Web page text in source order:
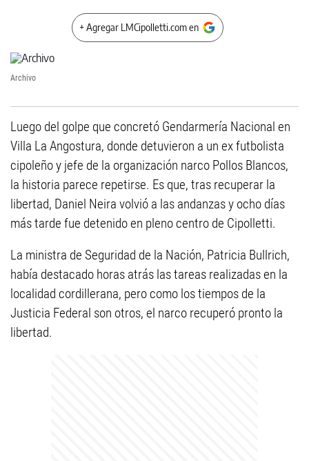
+ Agregar LMCipolletti.com en
Archivo
Luego del golpe que concretó Gendarmería Nacional en
Villa La Angostura, donde detuvieron a un ex futbolista
cipoleño y jefe de la organización narco Pollos Blancos,
la historia parece repetirse. Es que, tras recuperar la
libertad, Daniel Neira volvió a las andanzas y ocho días
más tarde fue detenido en pleno centro de Cipolletti.
La ministra de Seguridad de la Nación, Patricia Bullrich,
había destacado horas atrás las tareas realizadas en la
localidad cordillerana, pero como los tiempos de la
Justicia Federal son otros, el narco recuperó pronto la
libertad.